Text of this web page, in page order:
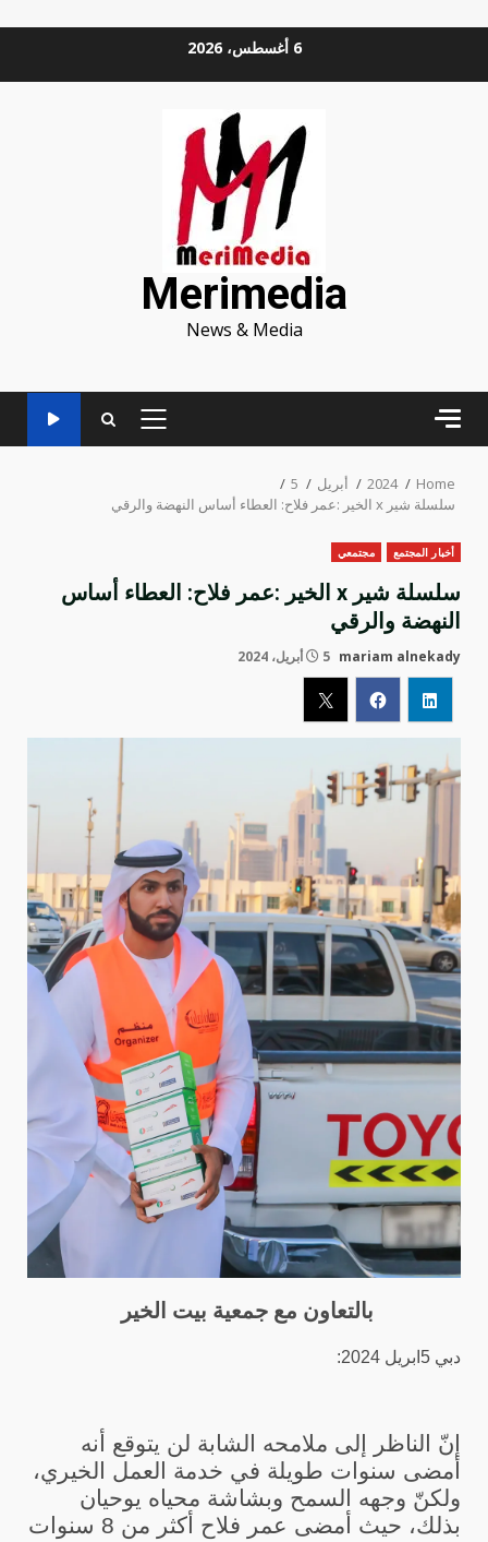
6 أغسطس، 2026
Merimedia
News & Media
PRIMARY
Home
2024 أبريل
5
سلسلة شير x الخير :عمر فلاح: العطاء أساس النهضة والرقي
أخبار المجتمع مجتمعي
سلسلة شير x الخير :عمر فلاح: العطاء أساس
النهضة والرقي
mariam alnekady 5 أبريل، 2024
بالتعاون مع جمعية بيت الخير
دبي 5ابريل 2024:
إنّ الناظر إلى ملامحه الشابة لن يتوقع أنه
أمضى سنوات طويلة في خدمة العمل الخيري،
ولكنّ وجهه السمح وبشاشة محياه يوحيان
بذلك، حيث أمضى عمر فلاح أكثر من 8 سنوات